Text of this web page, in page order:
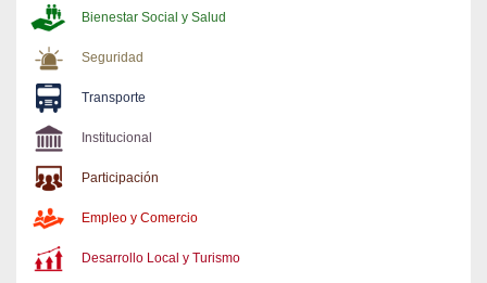
Bienestar Social y Salud
Seguridad
Transporte
Institucional
Participación
Empleo y Comercio
Desarrollo Local y Turismo